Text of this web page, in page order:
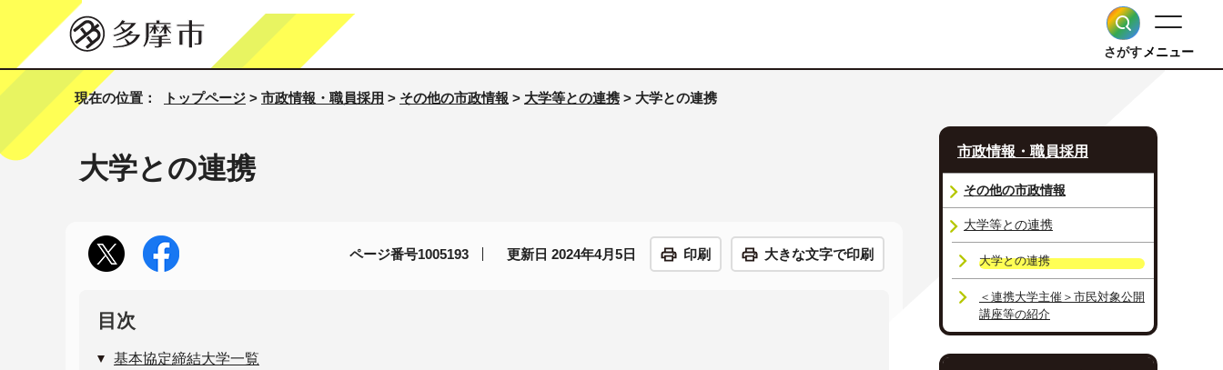
さがすメニュー
現在の位置： トップページ > 市政情報・職員採用 > その他の市政情報 > 大学等との連携 > 大学との連携
大学との連携
ページ番号1005193 更新日 2024年4月5日 印刷 大きな文字で印刷
目次
基本協定締結大学一覧
市政情報・職員採用
その他の市政情報
大学等との連携
大学との連携
＜連携大学主催＞市民対象公開
講座等の紹介